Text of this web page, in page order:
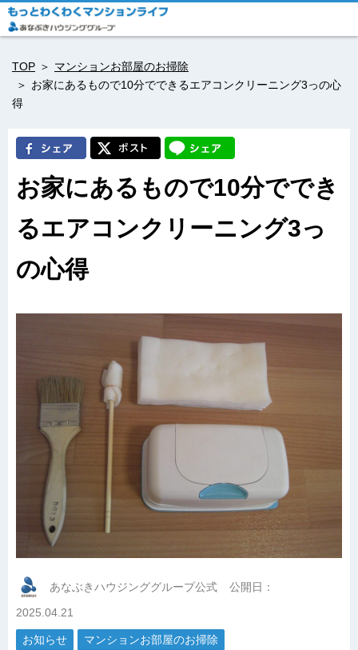
TOP
マンションお部屋のお掃除
お家にあるもので10分でできるエアコンクリーニング3っの心
得
お家にあるもので10分ででき
るエアコンクリーニング3っ
の心得
あなぶきハウジンググループ公式
公開日：
2025.04.21
お知らせ マンションお部屋のお掃除